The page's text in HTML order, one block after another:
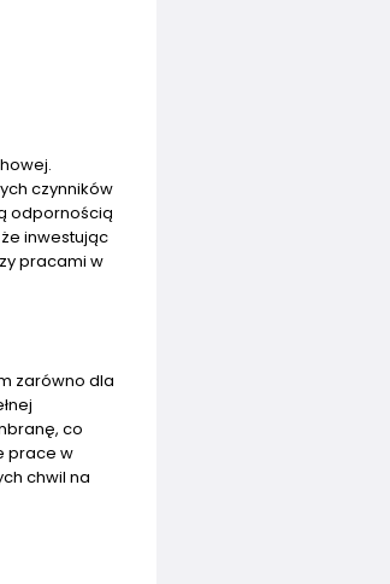
czynników
odpornością
inwestując
pracami w
zarówno dla
co
prace w
chwil na